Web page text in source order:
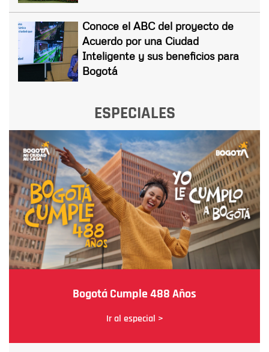
Conoce el ABC del proyecto de
Acuerdo por una Ciudad
Inteligente y sus beneficios para
Bogotá
ESPECIALES
Bogotá Cumple 488 Años
Ir al especial >